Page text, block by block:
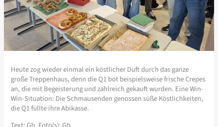
Heute zog wieder einmal ein köstlicher Duft durch das ganze
große Treppenhaus, denn die Q1 bot beispielsweise frische Crepes
an, die mit Begeisterung und zahlreich gekauft wurden. Eine Win-
Win-Situation: Die Schmausenden genossen süße Köstlichkeiten,
die Q1 füllte ihre Abikasse.